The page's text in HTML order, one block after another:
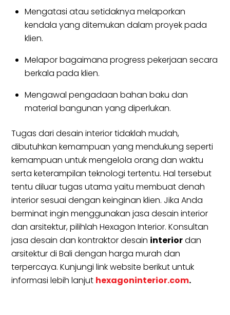
Mengatasi atau setidaknya melaporkan
kendala yang ditemukan dalam proyek pada
klien.
Melapor bagaimana progress pekerjaan secara
berkala pada klien.
Mengawal pengadaan bahan baku dan
material bangunan yang diperlukan.
Tugas dari desain interior tidaklah mudah,
dibutuhkan kemampuan yang mendukung seperti
kemampuan untuk mengelola orang dan waktu
serta keterampilan teknologi tertentu. Hal tersebut
tentu diluar tugas utama yaitu membuat denah
interior sesuai dengan keinginan klien. Jika Anda
berminat ingin menggunakan jasa desain interior
dan arsitektur, pilihlah Hexagon Interior. Konsultan
jasa desain dan kontraktor desain interiordan
arsitektur di Bali dengan harga murah dan
terpercaya. Kunjungi link website berikut untuk
informasi lebih lanjut hexagoninterior.com.